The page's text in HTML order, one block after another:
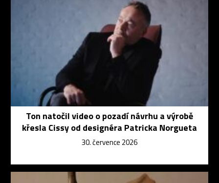
Ton natočil video o pozadí návrhu a výrobě
křesla Cissy od designéra Patricka Norgueta
30. července 2026